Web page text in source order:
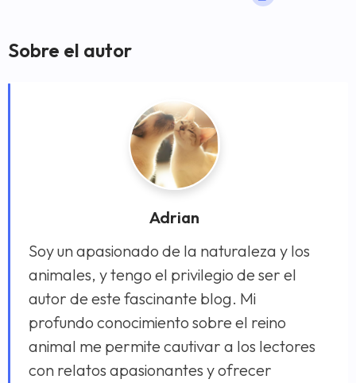
Sobre el autor
Adrian
Soy un apasionado de la naturaleza y los
animales, y tengo el privilegio de ser el
autor de este fascinante blog. Mi
profundo conocimiento sobre el reino
animal me permite cautivar a los lectores
con relatos apasionantes y ofrecer